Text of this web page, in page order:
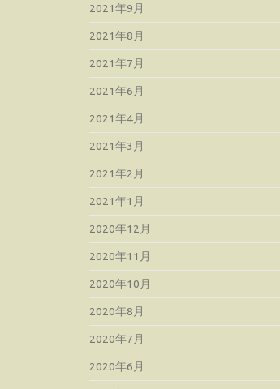
2021年9月
2021年8月
2021年7月
2021年6月
2021年4月
2021年3月
2021年2月
2021年1月
2020年12月
2020年11月
2020年10月
2020年8月
2020年7月
2020年6月